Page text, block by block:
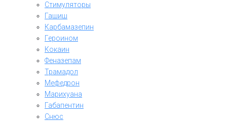
Стимуляторы
Гашиш
Карбамазепин
Героином
Кокаин
Феназепам
Трамадол
Мефедрон
Марихуана
Габапентин
Снюс